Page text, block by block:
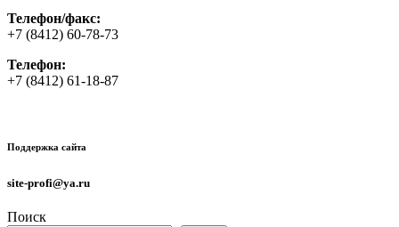
Телефон/факс:
+7 (8412) 60-78-73
Телефон:
+7 (8412) 61-18-87
Поддержка сайта
site-profi@ya.ru
Поиск